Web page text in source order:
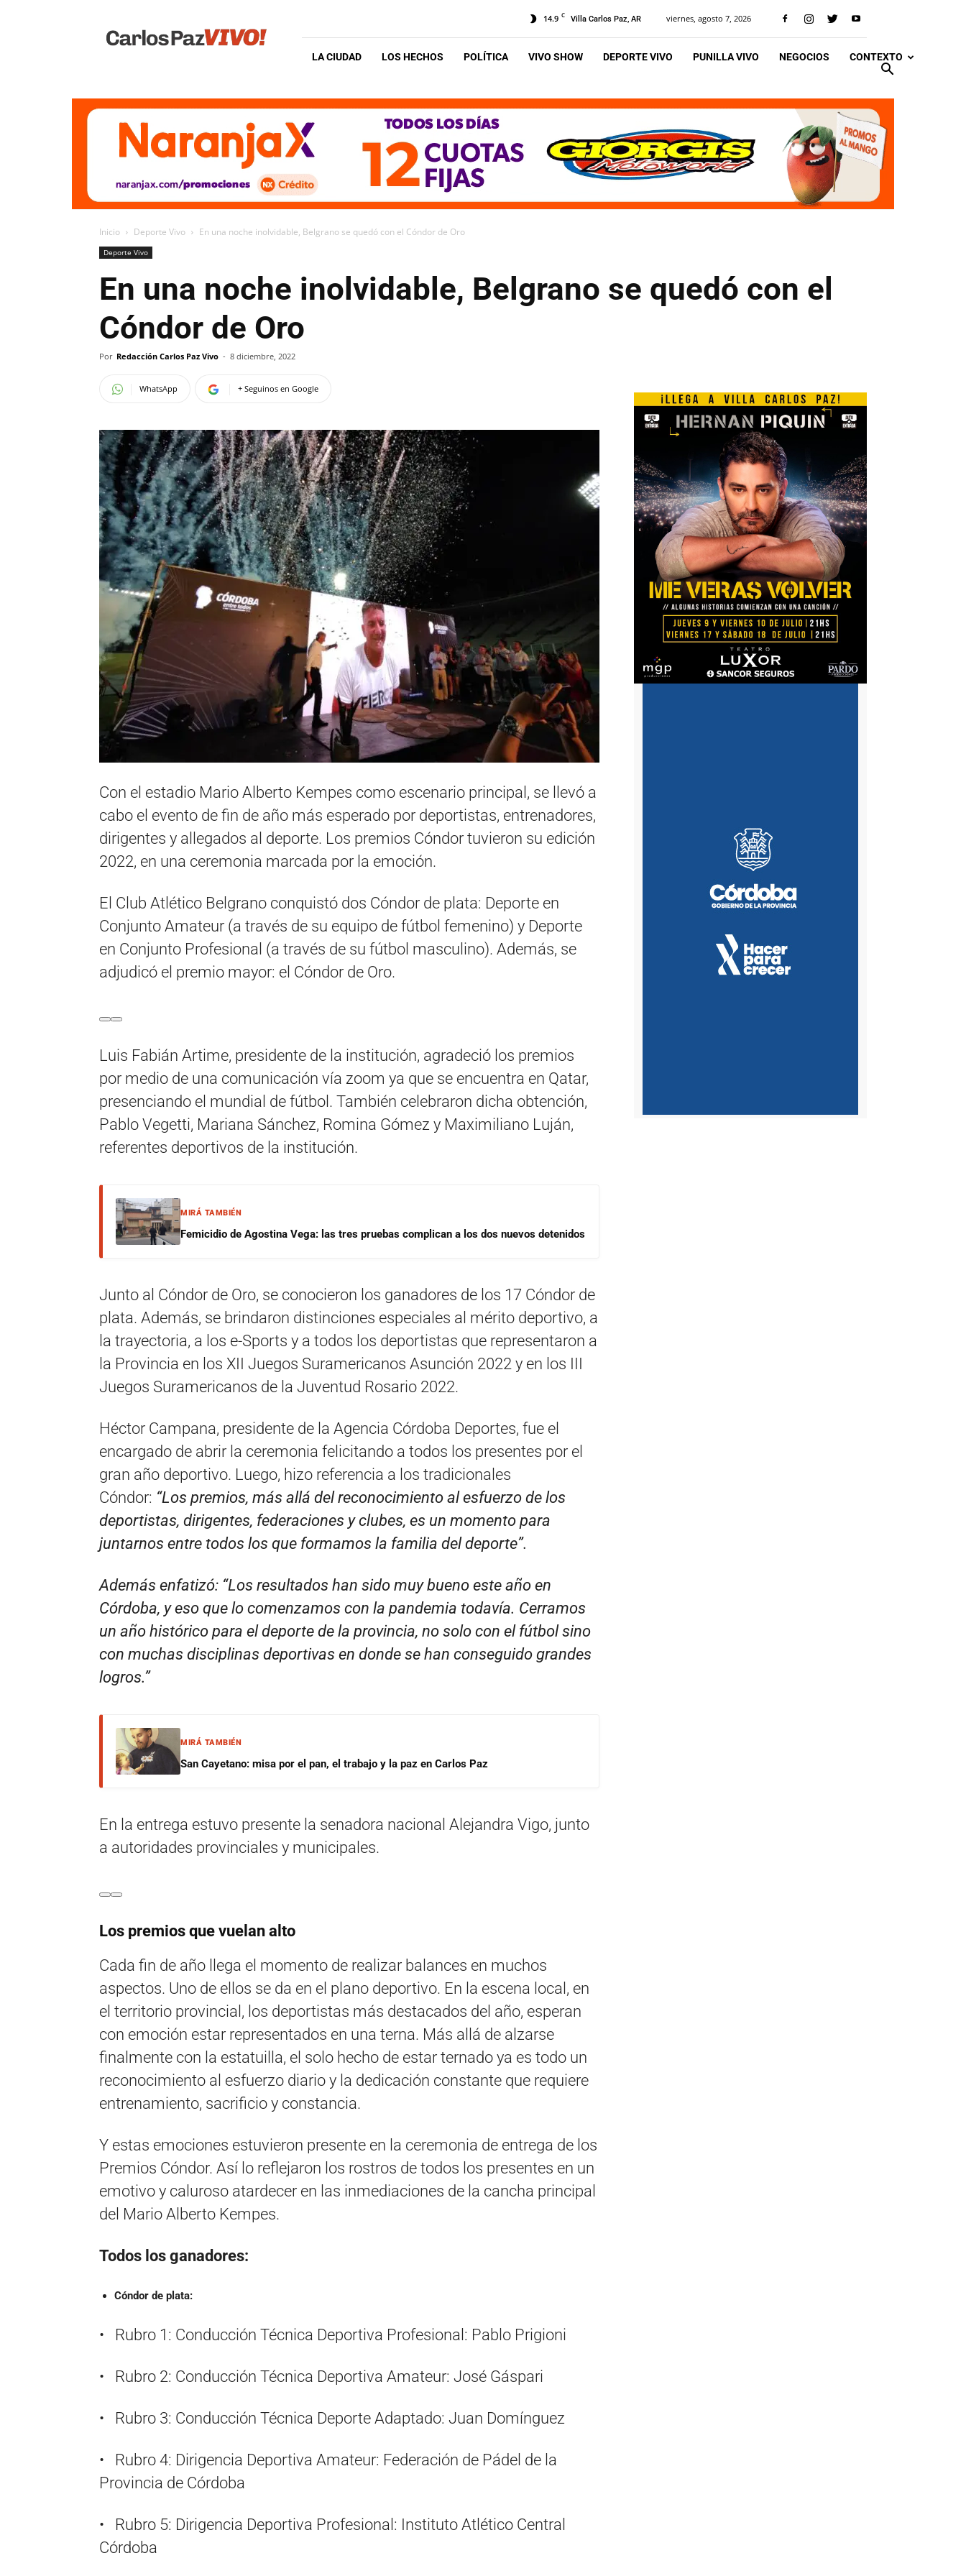
Vivo
14.9 C Villa Carlos Paz, AR viernes, agosto 7, 2026
LA CIUDAD LOS HECHOS POLÍTICA VIVO SHOW DEPORTE VIVO PUNILLA VIVO NEGOCIOS CONTEXTO
Inicio Deporte Vivo En una noche inolvidable, Belgrano se quedó con el Cóndor de Oro
Deporte Vivo
En una noche inolvidable, Belgrano se quedó con el
Cóndor de Oro
Por Redacción Carlos Paz Vivo - 8 diciembre, 2022
WhatsApp + Seguinos en Google
Con el estadio Mario Alberto Kempes como escenario principal, se llevó a
cabo el evento de fin de año más esperado por deportistas, entrenadores,
dirigentes y allegados al deporte. Los premios Cóndor tuvieron su edición
2022, en una ceremonia marcada por la emoción.
El Club Atlético Belgrano conquistó dos Cóndor de plata: Deporte en
Conjunto Amateur (a través de su equipo de fútbol femenino) y Deporte
en Conjunto Profesional (a través de su fútbol masculino). Además, se
adjudicó el premio mayor: el Cóndor de Oro.
Luis Fabián Artime, presidente de la institución, agradeció los premios
por medio de una comunicación vía zoom ya que se encuentra en Qatar,
presenciando el mundial de fútbol. También celebraron dicha obtención,
Pablo Vegetti, Mariana Sánchez, Romina Gómez y Maximiliano Luján,
referentes deportivos de la institución.
MIRÁ TAMBIÉN
Femicidio de Agostina Vega: las tres pruebas complican a los dos nuevos detenidos
Junto al Cóndor de Oro, se conocieron los ganadores de los 17 Cóndor de
plata. Además, se brindaron distinciones especiales al mérito deportivo, a
la trayectoria, a los e-Sports y a todos los deportistas que representaron a
la Provincia en los XII Juegos Suramericanos Asunción 2022 y en los III
Juegos Suramericanos de la Juventud Rosario 2022.
Héctor Campana, presidente de la Agencia Córdoba Deportes, fue el
encargado de abrir la ceremonia felicitando a todos los presentes por el
gran año deportivo. Luego, hizo referencia a los tradicionales
Cóndor: “Los premios, más allá del reconocimiento al esfuerzo de los
deportistas, dirigentes, federaciones y clubes, es un momento para
juntarnos entre todos los que formamos la familia del deporte”.
Además enfatizó: “Los resultados han sido muy bueno este año en
Córdoba, y eso que lo comenzamos con la pandemia todavía. Cerramos
un año histórico para el deporte de la provincia, no solo con el fútbol sino
con muchas disciplinas deportivas en donde se han conseguido grandes
logros.”
MIRÁ TAMBIÉN
San Cayetano: misa por el pan, el trabajo y la paz en Carlos Paz
En la entrega estuvo presente la senadora nacional Alejandra Vigo, junto
a autoridades provinciales y municipales.
Los premios que vuelan alto
Cada fin de año llega el momento de realizar balances en muchos
aspectos. Uno de ellos se da en el plano deportivo. En la escena local, en
el territorio provincial, los deportistas más destacados del año, esperan
con emoción estar representados en una terna. Más allá de alzarse
finalmente con la estatuilla, el solo hecho de estar ternado ya es todo un
reconocimiento al esfuerzo diario y la dedicación constante que requiere
entrenamiento, sacrificio y constancia.
Y estas emociones estuvieron presente en la ceremonia de entrega de los
Premios Cóndor. Así lo reflejaron los rostros de todos los presentes en un
emotivo y caluroso atardecer en las inmediaciones de la cancha principal
del Mario Alberto Kempes.
Todos los ganadores:
Cóndor de plata:
• Rubro 1: Conducción Técnica Deportiva Profesional: Pablo Prigioni
• Rubro 2: Conducción Técnica Deportiva Amateur: José Gáspari
• Rubro 3: Conducción Técnica Deporte Adaptado: Juan Domínguez
• Rubro 4: Dirigencia Deportiva Amateur: Federación de Pádel de la
Provincia de Córdoba
• Rubro 5: Dirigencia Deportiva Profesional: Instituto Atlético Central
Córdoba